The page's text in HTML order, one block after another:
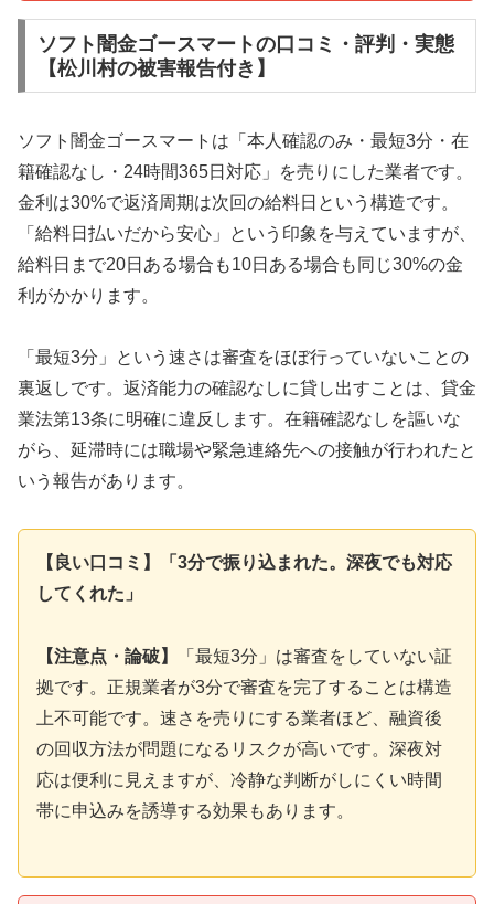
ソフト闇金ゴースマートの口コミ・評判・実態
【松川村の被害報告付き】
ソフト闇金ゴースマートは「本人確認のみ・最短3分・在
籍確認なし・24時間365日対応」を売りにした業者です。
金利は30%で返済周期は次回の給料日という構造です。
「給料日払いだから安心」という印象を与えていますが、
給料日まで20日ある場合も10日ある場合も同じ30%の金
利がかかります。
「最短3分」という速さは審査をほぼ行っていないことの
裏返しです。返済能力の確認なしに貸し出すことは、貸金
業法第13条に明確に違反します。在籍確認なしを謳いな
がら、延滞時には職場や緊急連絡先への接触が行われたと
いう報告があります。
【良い口コミ】「3分で振り込まれた。深夜でも対応
してくれた」
【注意点・論破】
「最短3分」は審査をしていない証
拠です。正規業者が3分で審査を完了することは構造
上不可能です。速さを売りにする業者ほど、融資後
の回収方法が問題になるリスクが高いです。深夜対
応は便利に見えますが、冷静な判断がしにくい時間
帯に申込みを誘導する効果もあります。